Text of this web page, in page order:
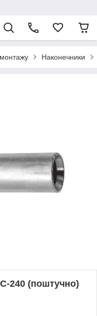
Наконечники
240 (поштучно)